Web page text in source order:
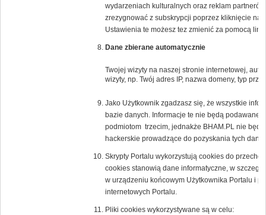
wydarzeniach kulturalnych oraz reklam
zrezygnować z subskrypcji poprzez kliknięcie na
Ustawienia te możesz tez zmienić za pomocą
Dane zbierane automatycznie
Twojej wizyty na naszej stronie internetowej,
wizyty, np. Twój adres IP, nazwa domeny, typ
Jako Użytkownik zgadzasz się, że wszystkie
bazie danych. Informacje te nie będą podawane
podmiotom trzecim, jednakże BHAM.PL nie
hackerskie prowadzące do pozyskania tych
Skrypty Portalu wykorzystują cookies do
cookies stanowią dane informatyczne, w
w urządzeniu końcowym Użytkownika Portalu i
internetowych Portalu.
Pliki cookies wykorzystywane są w celu: